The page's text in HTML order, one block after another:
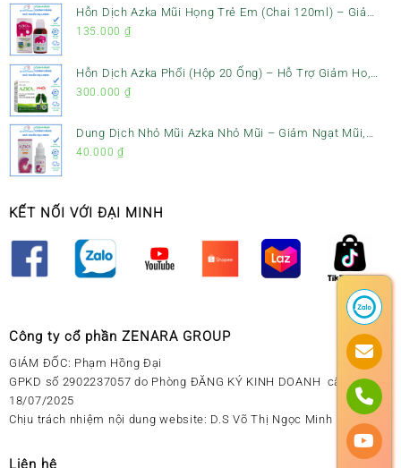
Hỗn Dịch Azka Mũi Họng Trẻ Em (Chai 120ml) – Giảm
Ho, Tiêu Đờm & Đau Rát Họng
135.000 ₫
Hỗn Dịch Azka Phổi (Hộp 20 Ống) – Hỗ Trợ Giảm Ho,
Tiêu Đờm & Bổ Phổi
300.000 ₫
Dung Dịch Nhỏ Mũi Azka Nhỏ Mũi – Giảm Ngạt Mũi,
Sổ Mũi Cho Trẻ Sơ Sinh
40.000 ₫
KẾT NỐI VỚI ĐẠI MINH
Công ty cổ phần ZENARA GROUP
GIÁM ĐỐC: Phạm Hồng Đại
GPKD số 2902237057 do Phòng ĐĂNG KÝ KINH DOANH cấp ngày
18/07/2025
Chịu trách nhiệm nội dung website: D.S Võ Thị Ngọc Minh
Liên hệ